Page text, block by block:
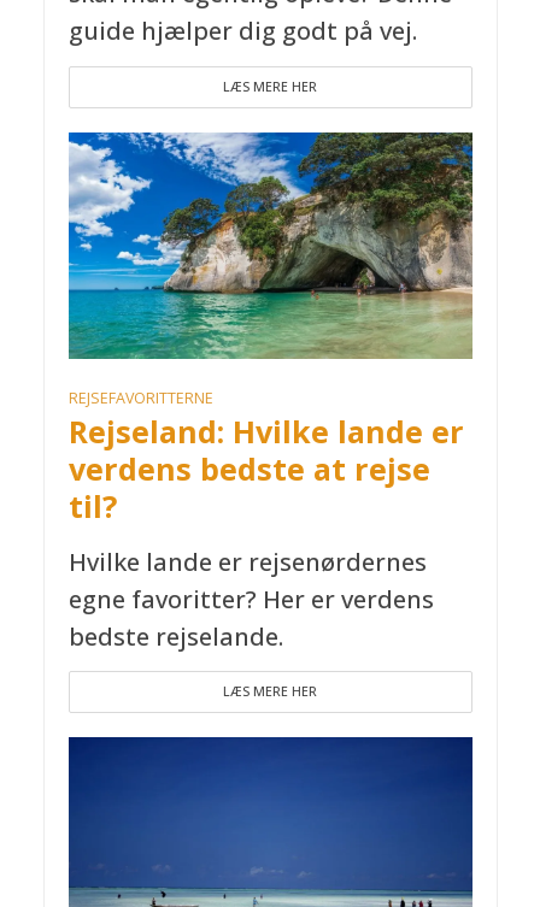
guide hjælper dig godt på vej.
LÆS MERE HER
REJSEFAVORITTERNE
Rejseland: Hvilke lande er
verdens bedste at rejse
til?
Hvilke lande er rejsenørdernes
egne favoritter? Her er verdens
bedste rejselande.
LÆS MERE HER